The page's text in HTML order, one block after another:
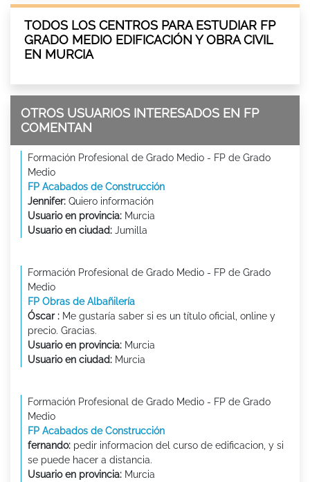
TODOS LOS CENTROS PARA ESTUDIAR FP
GRADO MEDIO EDIFICACIÓN Y OBRA CIVIL
EN MURCIA
OTROS USUARIOS INTERESADOS EN FP
COMENTAN
Formación Profesional de Grado Medio - FP de Grado
Medio
FP Acabados de Construcción
Jennifer: Quiero información
Usuario en provincia: Murcia
Usuario en ciudad: Jumilla
Formación Profesional de Grado Medio - FP de Grado
Medio
FP Obras de Albañilería
Óscar : Me gustaría saber si es un título oficial, online y
precio. Gracias.
Usuario en provincia: Murcia
Usuario en ciudad: Murcia
Formación Profesional de Grado Medio - FP de Grado
Medio
FP Acabados de Construcción
fernando: pedir informacion del curso de edificacion, y si
se puede hacer a distancia.
Usuario en provincia: Murcia